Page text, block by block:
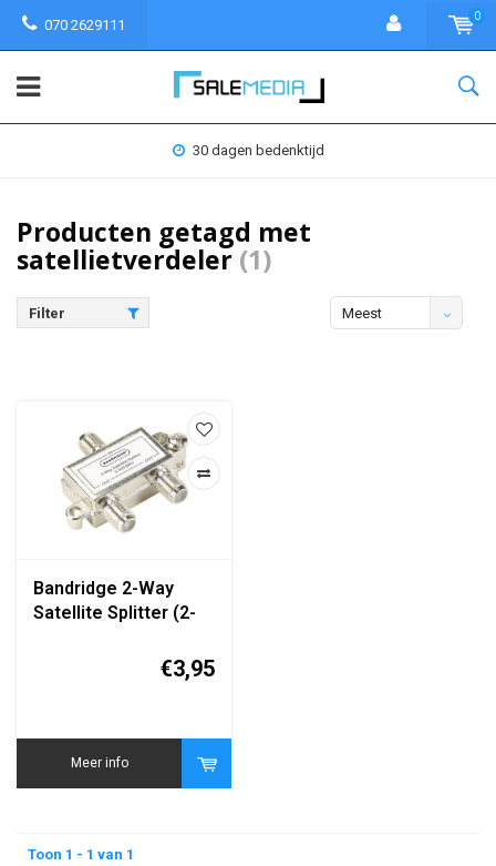
070 2629111
0
30 dagen bedenktijd
Producten getagd met
satellietverdeler (1)
Filter
Meest
Bandridge 2-Way
Satellite Splitter (2-
Satellietverdeler)€3,95
Meer info
Toon 1 - 1 van 1